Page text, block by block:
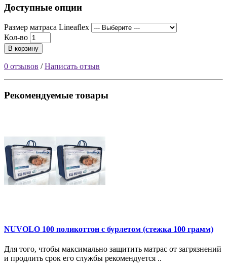
Доступные опции
Размер матраса Lineaflex
Кол-во
В корзину
0 отзывов /Написать отзыв
Рекомендуемые товары
NUVOLO 100 поликоттон с бурлетом (стежка 100 грамм)
Для того, чтобы максимально защитить матрас от загрязнений
и продлить срок его службы рекомендуется ..